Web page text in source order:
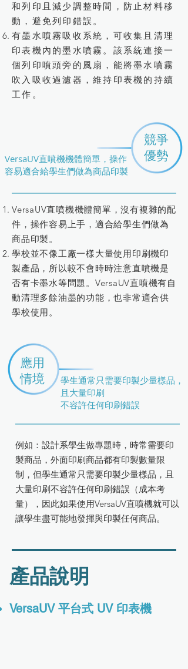
和列印且減少調整時間，防止材料移
動，避免列印錯誤。
有墨水噴霧吸收系統，可收集且清理
印表機內的墨水噴霧。該系統連接一
個列印噴頭旁的風扇，能將墨水噴霧
吹入吸收過濾器，維持印表機的持續
工作。
VersaUV直噴機機體簡單，操作
容易適合給學生們做為商品印製
​競爭
​優勢
VersaUV直噴機機體簡單，沒有複雜的配
件，操作容易上手，適合給學生們做為
商品印製。
學校並不像工廠一樣大量使用印刷機印
製產品，所以較不會時時注意直噴機是
否有卡墨水等問題。VersaUV直噴機有自
動清理多餘油墨的功能，也非常適合供
學校使用。
學生通常只需要印製少量樣品，
且大量印刷
不容許任何印刷錯誤
應用
情境
例如：設計系學生做專題時，時常需要印
製商品，外面印刷商品都有印製數量限
制，但學生通常只需要印製少量樣品，且
大量印刷不容許任何印刷錯誤（成本考
量），因此如果使用VersaUV直噴機就可以
讓學生盡可能地發揮與印製任何商品。
產品說明
VersaUV 平台式 UV 印表機